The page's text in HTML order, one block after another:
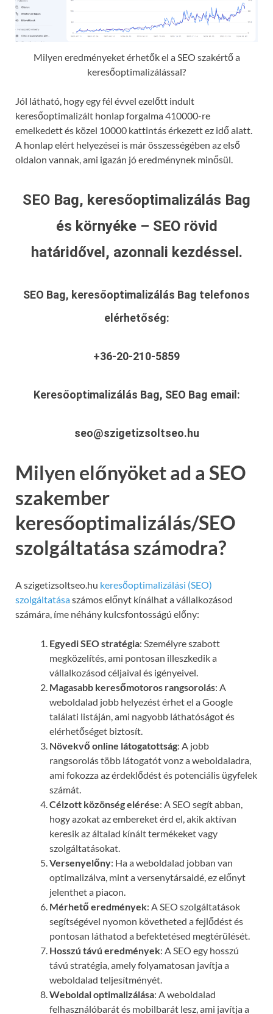
Milyen eredményeket érhetők el a SEO szakértő a
keresőoptimalizálással?
Jól látható, hogy egy fél évvel ezelőtt indult
keresőoptimalizált honlap forgalma 410000-re
emelkedett és közel 10000 kattintás érkezett ez idő alatt.
A honlap elért helyezései is már összességében az első
oldalon vannak, ami igazán jó eredménynek minősül.
SEO Bag, keresőoptimalizálás Bag
és környéke – SEO rövid
határidővel, azonnali kezdéssel.
SEO Bag, keresőoptimalizálás Bag telefonos
elérhetőség:
+36-20-210-5859
Keresőoptimalizálás Bag, SEO Bag email:
seo@szigetizsoltseo.hu
Milyen előnyöket ad a SEO
szakember
keresőoptimalizálás/SEO
szolgáltatása számodra?
A szigetizsoltseo.hu keresőoptimalizálási (SEO)
szolgáltatásaszámos előnyt kínálhat a vállalkozásod
számára, íme néhány kulcsfontosságú előny:
Egyedi SEO stratégia: Személyre szabott
megközelítés, ami pontosan illeszkedik a
vállalkozásod céljaival és igényeivel.
Magasabb keresőmotoros rangsorolás: A
weboldalad jobb helyezést érhet el a Google
találati listáján, ami nagyobb láthatóságot és
elérhetőséget biztosít.
Növekvő online látogatottság: A jobb
rangsorolás több látogatót vonz a weboldaladra,
ami fokozza az érdeklődést és potenciális ügyfelek
számát.
Célzott közönség elérése: A SEO segít abban,
hogy azokat az embereket érd el, akik aktívan
keresik az általad kínált termékeket vagy
szolgáltatásokat.
Versenyelőny: Ha a weboldalad jobban van
optimalizálva, mint a versenytársaidé, ez előnyt
jelenthet a piacon.
Mérhető eredmények: A SEO szolgáltatások
segítségével nyomon követheted a fejlődést és
pontosan láthatod a befektetésed megtérülését.
Hosszú távú eredmények: A SEO egy hosszú
távú stratégia, amely folyamatosan javítja a
weboldalad teljesítményét.
Weboldal optimalizálása: A weboldalad
felhasználóbarát és mobilbarát lesz, ami javítja a